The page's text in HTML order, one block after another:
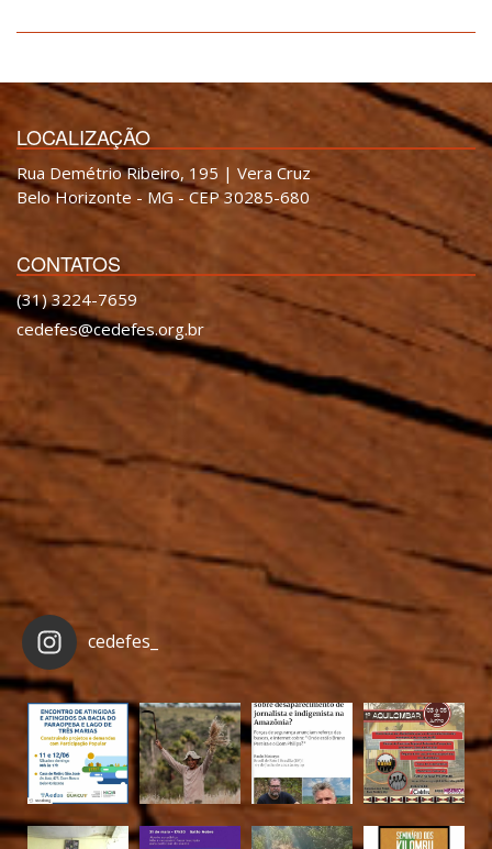
LOCALIZAÇÃO
Rua Demétrio Ribeiro, 195 | Vera Cruz
Belo Horizonte - MG - CEP 30285-680
CONTATOS
(31) 3224-7659
cedefes@cedefes.org.br
cedefes_